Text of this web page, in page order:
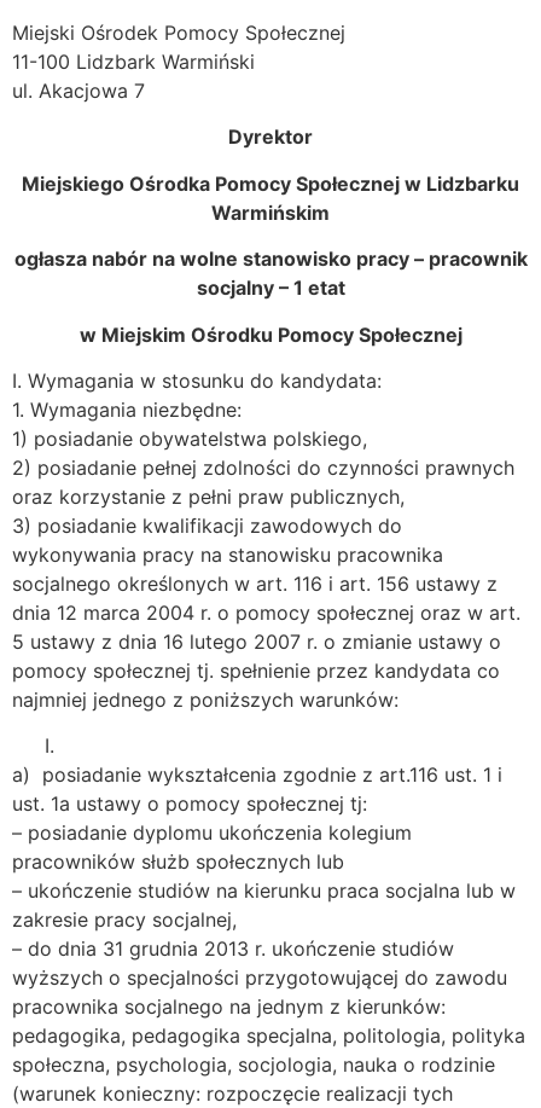
Miejski Ośrodek Pomocy Społecznej
11-100 Lidzbark Warmiński
ul. Akacjowa 7
Dyrektor
Miejskiego Ośrodka Pomocy Społecznej w Lidzbarku
Warmińskim
ogłasza nabór na wolne stanowisko pracy – pracownik
socjalny – 1 etat
w Miejskim Ośrodku Pomocy Społecznej
I. Wymagania w stosunku do kandydata:
1. Wymagania niezbędne:
1) posiadanie obywatelstwa polskiego,
2) posiadanie pełnej zdolności do czynności prawnych
oraz korzystanie z pełni praw publicznych,
3) posiadanie kwalifikacji zawodowych do
wykonywania pracy na stanowisku pracownika
socjalnego określonych w art. 116 i art. 156 ustawy z
dnia 12 marca 2004 r. o pomocy społecznej oraz w art.
5 ustawy z dnia 16 lutego 2007 r. o zmianie ustawy o
pomocy społecznej tj. spełnienie przez kandydata co
najmniej jednego z poniższych warunków:
a) posiadanie wykształcenia zgodnie z art.116 ust. 1 i
ust. 1a ustawy o pomocy społecznej tj:
– posiadanie dyplomu ukończenia kolegium
pracowników służb społecznych lub
– ukończenie studiów na kierunku praca socjalna lub w
zakresie pracy socjalnej,
– do dnia 31 grudnia 2013 r. ukończenie studiów
wyższych o specjalności przygotowującej do zawodu
pracownika socjalnego na jednym z kierunków:
pedagogika, pedagogika specjalna, politologia, polityka
społeczna, psychologia, socjologia, nauka o rodzinie
(warunek konieczny: rozpoczęcie realizacji tych